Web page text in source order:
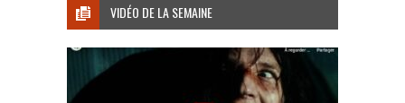
VIDÉO DE LA SEMAINE